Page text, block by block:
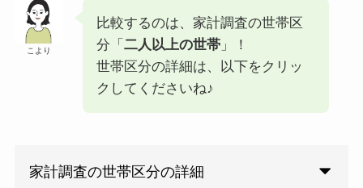
こより
比較するのは、家計調査の世帯区
分「 二人以上の世帯」！
世帯区分の詳細は、以下をクリッ
クしてくださいね♪
家計調査の世帯区分の詳細